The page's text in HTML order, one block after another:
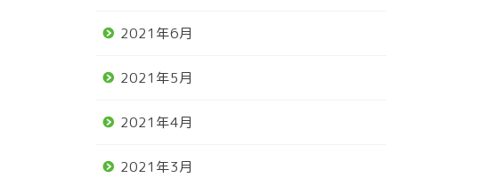
2021年6月
2021年5月
2021年4月
2021年3月